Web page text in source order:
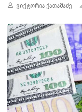
ვიქტორია ქათამაძე